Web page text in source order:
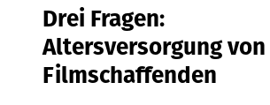
Drei Fragen:
Altersversorgung von
Filmschaffenden